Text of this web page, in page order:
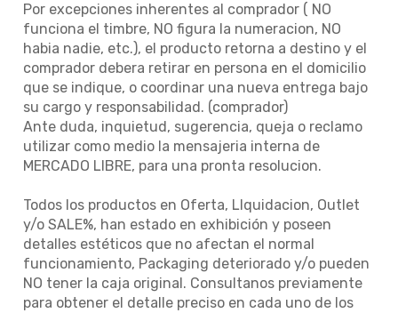
Por excepciones inherentes al comprador ( NO
funciona el timbre, NO figura la numeracion, NO
habia nadie, etc.), el producto retorna a destino y el
comprador debera retirar en persona en el domicilio
que se indique, o coordinar una nueva entrega bajo
su cargo y responsabilidad. (comprador)
Ante duda, inquietud, sugerencia, queja o reclamo
utilizar como medio la mensajeria interna de
MERCADO LIBRE, para una pronta resolucion.
Todos los productos en Oferta, LIquidacion, Outlet
y/o SALE%, han estado en exhibición y poseen
detalles estéticos que no afectan el normal
funcionamiento, Packaging deteriorado y/o pueden
NO tener la caja original. Consultanos previamente
para obtener el detalle preciso en cada uno de los